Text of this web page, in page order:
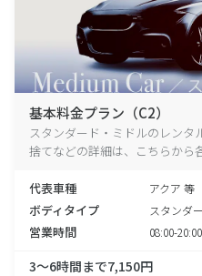
基本料金プラン（C2）
スタンダード・ミドルのレンタ
捨てなどの詳細は、こちらから
代表車種 アクア 等
ボディタイプ スタンダ
営業時間 08:00-20:00
3～6時間まで7,150円